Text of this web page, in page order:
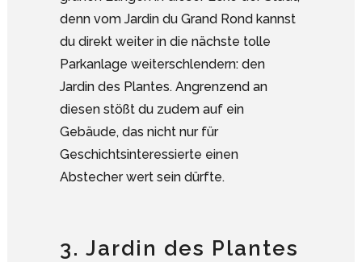
denn vom Jardin du Grand Rond kannst
du direkt weiter in die nächste tolle
Parkanlage weiterschlendern: den
Jardin des Plantes. Angrenzend an
diesen stößt du zudem auf ein
Gebäude, das nicht nur für
Geschichtsinteressierte einen
Abstecher wert sein dürfte.
3. Jardin des Plantes